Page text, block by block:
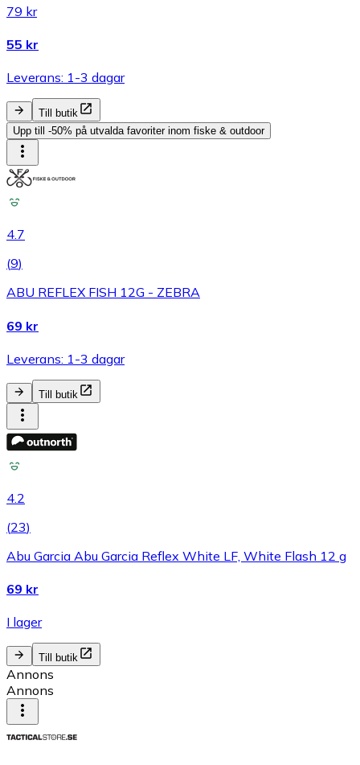
79 kr
55 kr
Leverans: 1-3 dagar
Till butik
Upp till -50% på utvalda favoriter inom fiske & outdoor
4.7
(9)
ABU REFLEX FISH 12G - ZEBRA
69 kr
Leverans: 1-3 dagar
Till butik
4.2
(23)
Abu Garcia Abu Garcia Reflex White LF, White Flash 12 g
69 kr
I lager
Till butik
Annons
Annons